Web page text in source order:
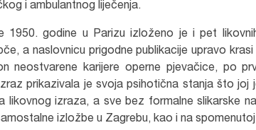
i ambulantnog liječenja.
1950. godine u Parizu izloženo je i pet
a naslovnicu prigodne publikacije upravo krasi
neostvarene karijere operne pjevačice, po
prikazivala je svoja psihotična stanja što joj
likovnog izraza, a sve bez formalne slikarske
izložbe u Zagrebu, kao i na